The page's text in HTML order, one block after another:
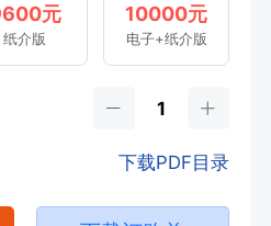
元
纸介版
10000元
电子+纸介版
下载PDF目录